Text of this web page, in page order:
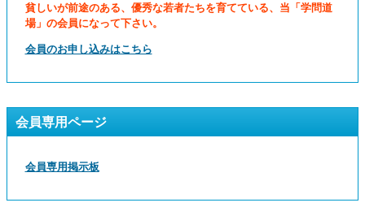
貧しいが前途のある、優秀な若者たちを育てている、当「学問道
場」の会員になって下さい。
会員のお申し込みはこちら
会員専用ページ
会員専用掲示板